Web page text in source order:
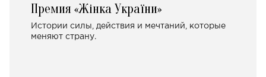
Премия «Жінка України»
Истории силы, действия и мечтаний, которые
меняют страну.